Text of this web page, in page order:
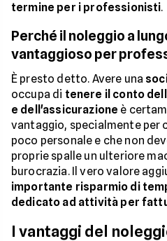
termine per i professionisti.
Perché il noleggio a
vantaggioso per
È presto detto. Avere una
occupa di tenere il conto
e dell'assicurazione è
vantaggio, specialmente per
poco personale e che non
proprie spalle un ulteriore
burocrazia. Il vero valore
importante risparmio di
dedicato ad attività per
I vantaggi del